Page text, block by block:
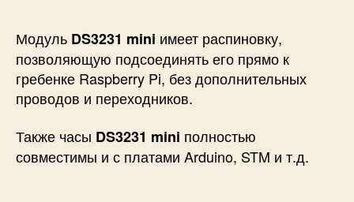
Модуль DS3231 mini имеет распиновку,
позволяющую подсоединять его прямо к
гребенке Raspberry Pi, без дополнительных
проводов и переходников.
Также часы DS3231 mini полностью
совместимы и с платами Arduino, STM и т.д.